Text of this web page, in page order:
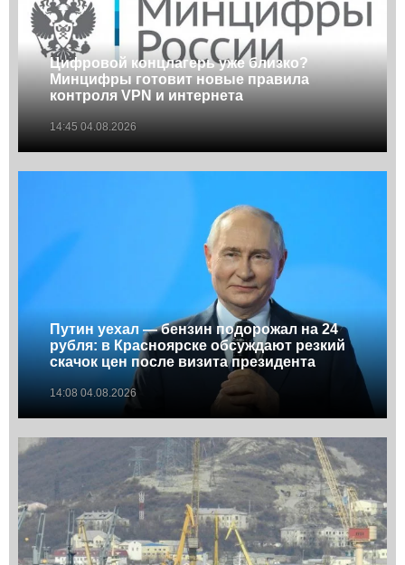
Цифровой концлагерь уже близко?
Минцифры готовит новые правила
контроля VPN и интернета
14:45 04.08.2026
Путин уехал — бензин подорожал на 24
рубля: в Красноярске обсуждают резкий
скачок цен после визита президента
14:08 04.08.2026